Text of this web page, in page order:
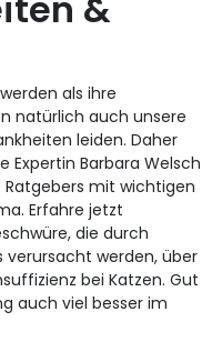
als ihre
natürlich auch unsere
leiden. Daher
Barbara Welsch
mit wichtigen
Erfahre jetzt
die durch
werden, über
bei Katzen. Gut
auch viel besser im